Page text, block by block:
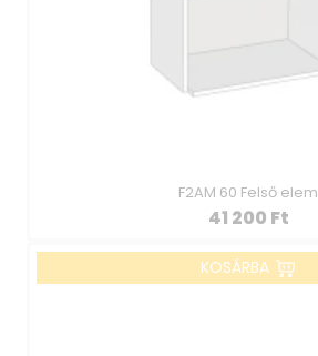
F2AM 60 Felső elem
41 200 Ft
KOSÁRBA